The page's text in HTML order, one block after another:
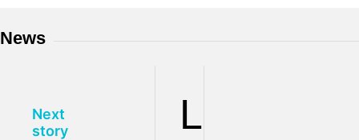
News
L
Next
story